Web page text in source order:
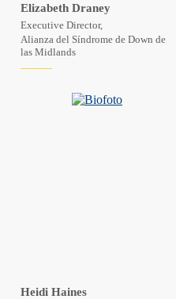
Elizabeth Draney
Executive Director,
Alianza del Síndrome de Down de
las Midlands
Heidi Haines